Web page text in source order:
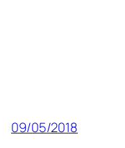
09/05/2018